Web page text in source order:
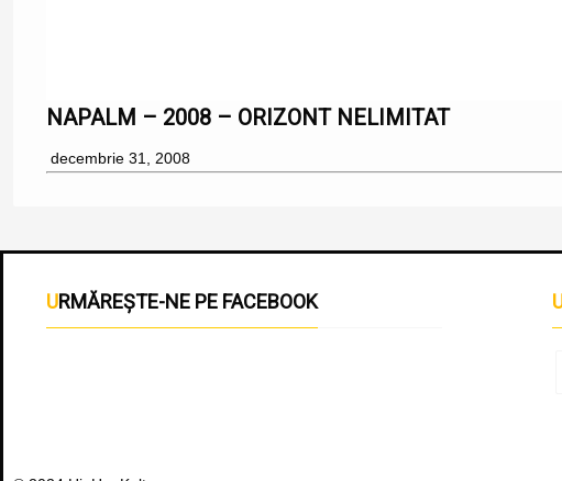
NAPALM – 2008 – ORIZONT NELIMITAT
decembrie 31, 2008
URMĂREȘTE-NE PE FACEBOOK